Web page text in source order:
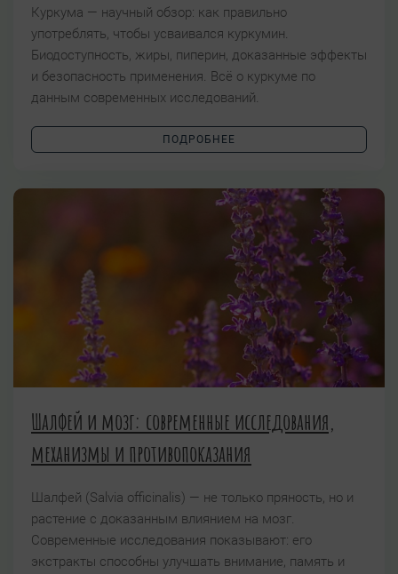
Куркума — научный обзор: как правильно
употреблять, чтобы усваивался куркумин.
Биодоступность, жиры, пиперин, доказанные эффекты
и безопасность применения. Всё о куркуме по
данным современных исследований.
ПОДРОБНЕЕ
Шалфей и мозг: современные исследования,
механизмы и противопоказания
Шалфей (Salvia officinalis) — не только пряность, но и
растение с доказанным влиянием на мозг.
Современные исследования показывают: его
экстракты способны улучшать внимание, память и